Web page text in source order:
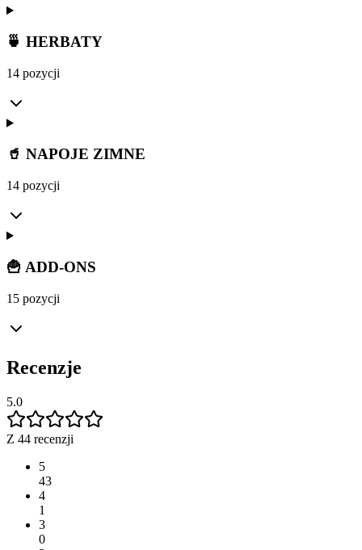
🍵 HERBATY
14 pozycji
🥤 NAPOJE ZIMNE
14 pozycji
🍟 ADD-ONS
15 pozycji
Recenzje
5.0
Z 44 recenzji
5
43
4
1
3
0